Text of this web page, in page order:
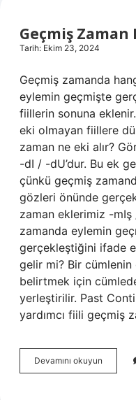
Geçmiş Zaman
Tarih: Ekim 23, 2024
Geçmiş zamanda
eylemin geçmişte
fiillerin sonuna
eki olmayan fiillere
zaman ne eki alır?
-dI / -dU’dur. Bu ek
çünkü geçmiş
gözleri önünde
zaman eklerimiz -mIş
zamanda eylemin
gerçekleştiğini ifade
gelir mi? Bir
belirtmek için
yerleştirilir. Past
yardımcı fiili geçmiş
Devamını okuyun
Zaman